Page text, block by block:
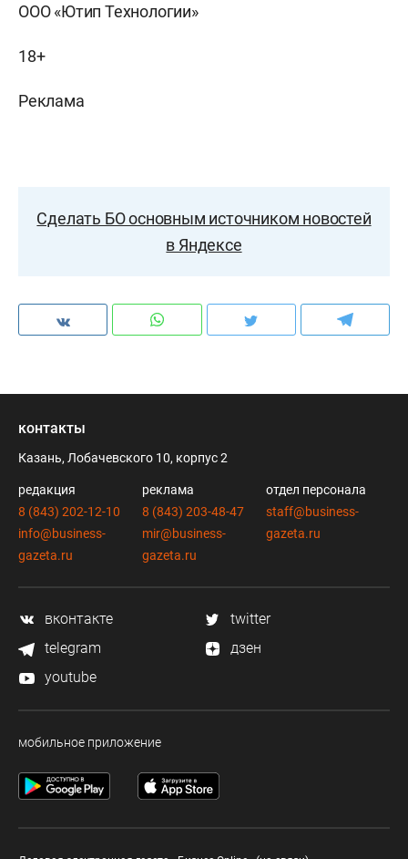
ООО «Ютип Технологии»
18+
Реклама
Сделать БО основным источником новостей
в Яндексе
контакты
Казань, Лобачевского 10, корпус 2
редакция
8 (843) 202-12-10
info@business-
gazeta.ru
реклама
8 (843) 203-48-47
mir@business-
gazeta.ru
отдел персонала
staff@business-
gazeta.ru
вконтакте
twitter
telegram
дзен
youtube
мобильное приложение